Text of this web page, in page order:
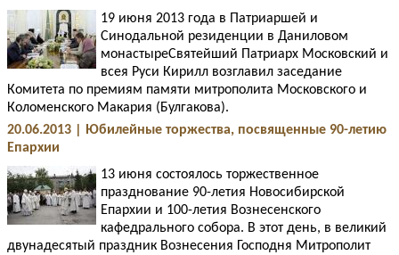
19 июня 2013 года в Патриаршей и
Синодальной резиденции в Даниловом
монастыреСвятейший Патриарх Московский и
всея Руси Кирилл возглавил заседание
Комитета по премиям памяти митрополита Московского и
Коломенского Макария (Булгакова).
20.06.2013 | Юбилейные торжества, посвященные 90-летию
Епархии
13 июня состоялось торжественное
празднование 90-летия Новосибирской
Епархии и 100-летия Вознесенского
кафедрального собора. В этот день, в великий
двунадесятый праздник Вознесения Господня Митрополит